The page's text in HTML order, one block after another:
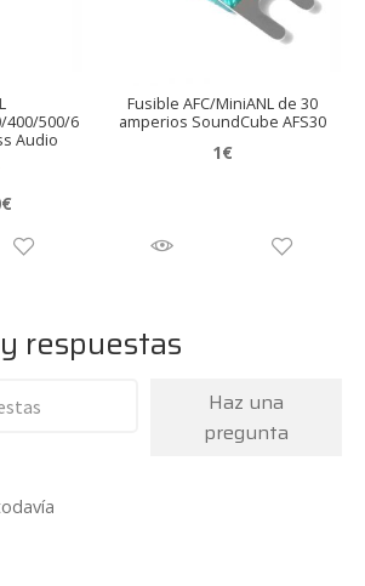
400/500/6
Audio
€
Fusible AFC/MiniANL de 30
amperios SoundCube AFS30
1€
respuestas
Haz una
pregunta